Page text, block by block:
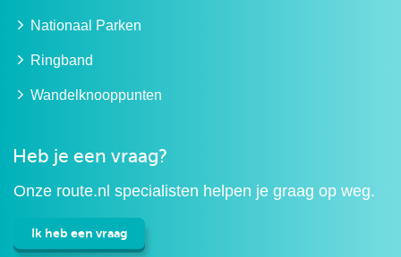
Nationaal Parken
Ringband
Wandelknooppunten
Heb je een vraag?
Onze route.nl specialisten helpen je graag op weg.
Ik heb een vraag